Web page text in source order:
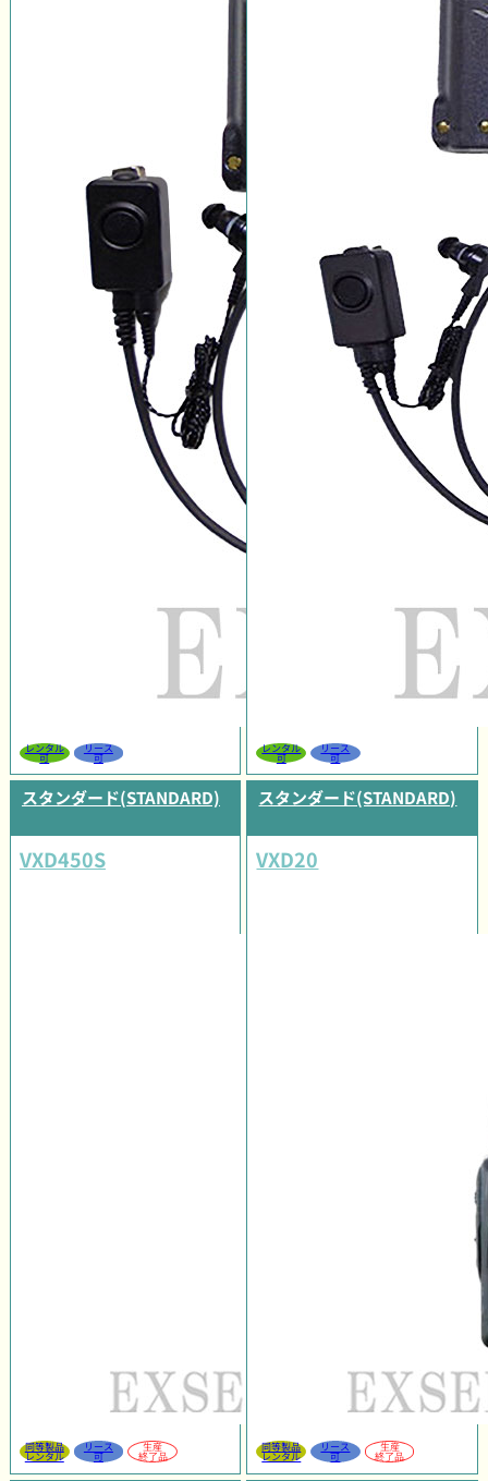
レンタル
可
リース
可
レンタル
可
リース
可
スタンダード(STANDARD)
VXD450S
同等製品
レンタル
リース
可
生産
終了品
スタンダード(STANDARD)
VXD20
同等製品
レンタル
リース
可
生産
終了品